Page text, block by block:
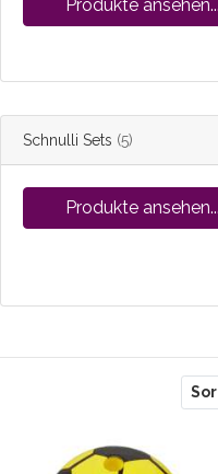
Produkte ansehen...
Schnulli Sets (5)
Produkte ansehen...